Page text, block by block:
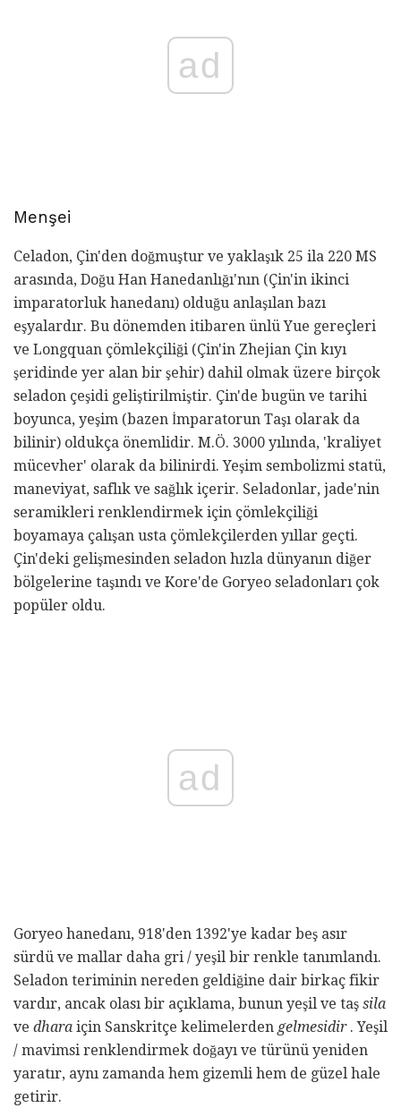
ad
Menşei
Celadon, Çin'den doğmuştur ve yaklaşık 25 ila 220 MS
arasında, Doğu Han Hanedanlığı'nın (Çin'in ikinci
imparatorluk hanedanı) olduğu anlaşılan bazı
eşyalardır. Bu dönemden itibaren ünlü Yue gereçleri
ve Longquan çömlekçiliği (Çin'in Zhejian Çin kıyı
şeridinde yer alan bir şehir) dahil olmak üzere birçok
seladon çeşidi geliştirilmiştir. Çin'de bugün ve tarihi
boyunca, yeşim (bazen İmparatorun Taşı olarak da
bilinir) oldukça önemlidir. M.Ö. 3000 yılında, 'kraliyet
mücevher' olarak da bilinirdi. Yeşim sembolizmi statü,
maneviyat, saflık ve sağlık içerir. Seladonlar, jade'nin
seramikleri renklendirmek için çömlekçiliği
boyamaya çalışan usta çömlekçilerden yıllar geçti.
Çin'deki gelişmesinden seladon hızla dünyanın diğer
bölgelerine taşındı ve Kore'de Goryeo seladonları çok
popüler oldu.
ad
Goryeo hanedanı, 918'den 1392'ye kadar beş asır
sürdü ve mallar daha gri / yeşil bir renkle tanımlandı.
Seladon teriminin nereden geldiğine dair birkaç fikir
vardır, ancak olası bir açıklama, bunun yeşil ve taş sila
ve dhara için Sanskritçe kelimelerden gelmesidir. Yeşil
/ mavimsi renklendirmek doğayı ve türünü yeniden
yaratır, aynı zamanda hem gizemli hem de güzel hale
getirir.